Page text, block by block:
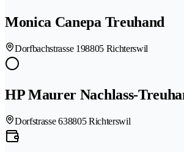
Monica Canepa Treuhand
Dorfbachstrasse 198805 Richterswil
HP Maurer Nachlass-
Dorfstrasse 638805 Richterswil